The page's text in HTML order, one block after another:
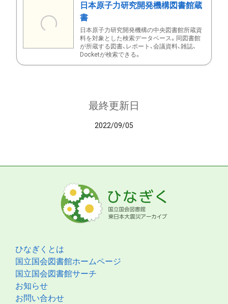
日本原子力研究開発機構図書館蔵
書
日本原子力研究開発機構の中央図書館所蔵資
料を対象とした検索データベース。同図書館
が所蔵する図書、レポート、会議資料、雑誌、
Docketが検索できる。
最終更新日
2022/09/05
ひなぎくとは
国立国会図書館ホームページ
国立国会図書館サーチ
お知らせ
お問い合わせ